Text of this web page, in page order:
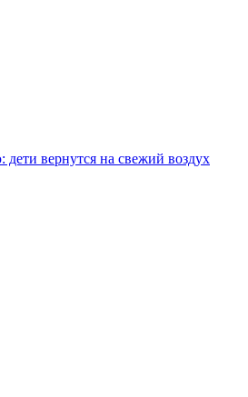
вернутся на свежий воздух